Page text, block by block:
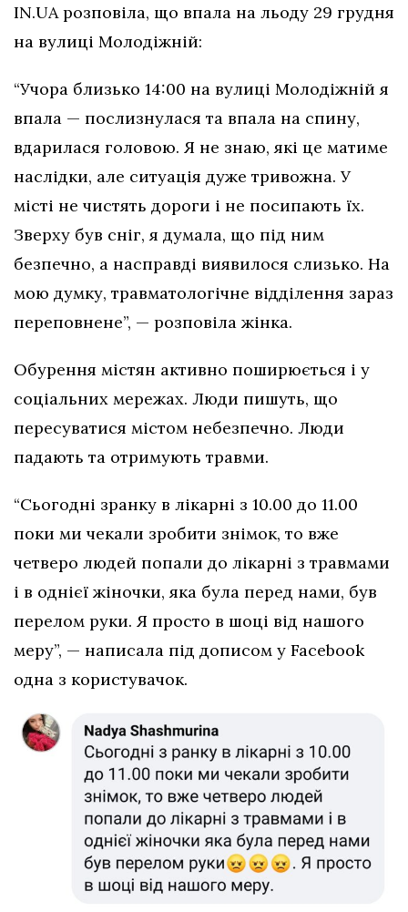
IN.UA розповіла, що впала на льоду 29 грудня
на вулиці Молодіжній:
“Учора близько 14:00 на вулиці Молодіжній я
впала — послизнулася та впала на спину,
вдарилася головою. Я не знаю, які це матиме
наслідки, але ситуація дуже тривожна. У
місті не чистять дороги і не посипають їх.
Зверху був сніг, я думала, що під ним
безпечно, а насправді виявилося слизько. На
мою думку, травматологічне відділення зараз
переповнене”, — розповіла жінка.
Обурення містян активно поширюється і у
соціальних мережах. Люди пишуть, що
пересуватися містом небезпечно. Люди
падають та отримують травми.
“Сьогодні зранку в лікарні з 10.00 до 11.00
поки ми чекали зробити знімок, то вже
четверо людей попали до лікарні з травмами
і в однієї жіночки, яка була перед нами, був
перелом руки. Я просто в шоці від нашого
меру”, — написала під дописом у Facebook
одна з користувачок.